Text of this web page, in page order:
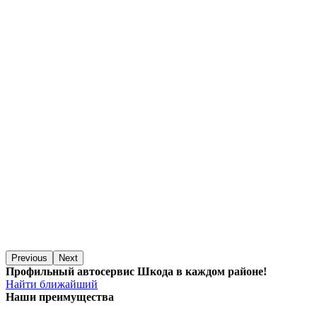
Previous Next
Профильный автосервис Шкода в каждом районе!
Найти ближайший
Наши преимущества